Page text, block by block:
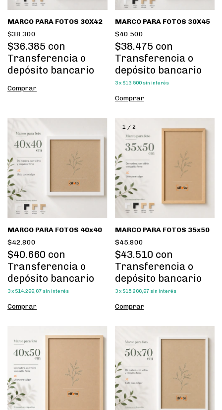
MARCO PARA FOTOS 30X42
$38.300
$36.385 con
Transferencia o
depósito bancario
Comprar
MARCO PARA FOTOS 30X45
$40.500
$38.475 con
Transferencia o
depósito bancario
3 x $13.500 sin interés
Comprar
MARCO PARA FOTOS 40x40
$42.800
$40.660 con
Transferencia o
depósito bancario
3x $14.266,67 sin interés
Comprar
1/ 2
MARCO PARA FOTOS 35x50
$45.800
$43.510 con
Transferencia o
depósito bancario
3 x $15.266,67 sin interés
Comprar